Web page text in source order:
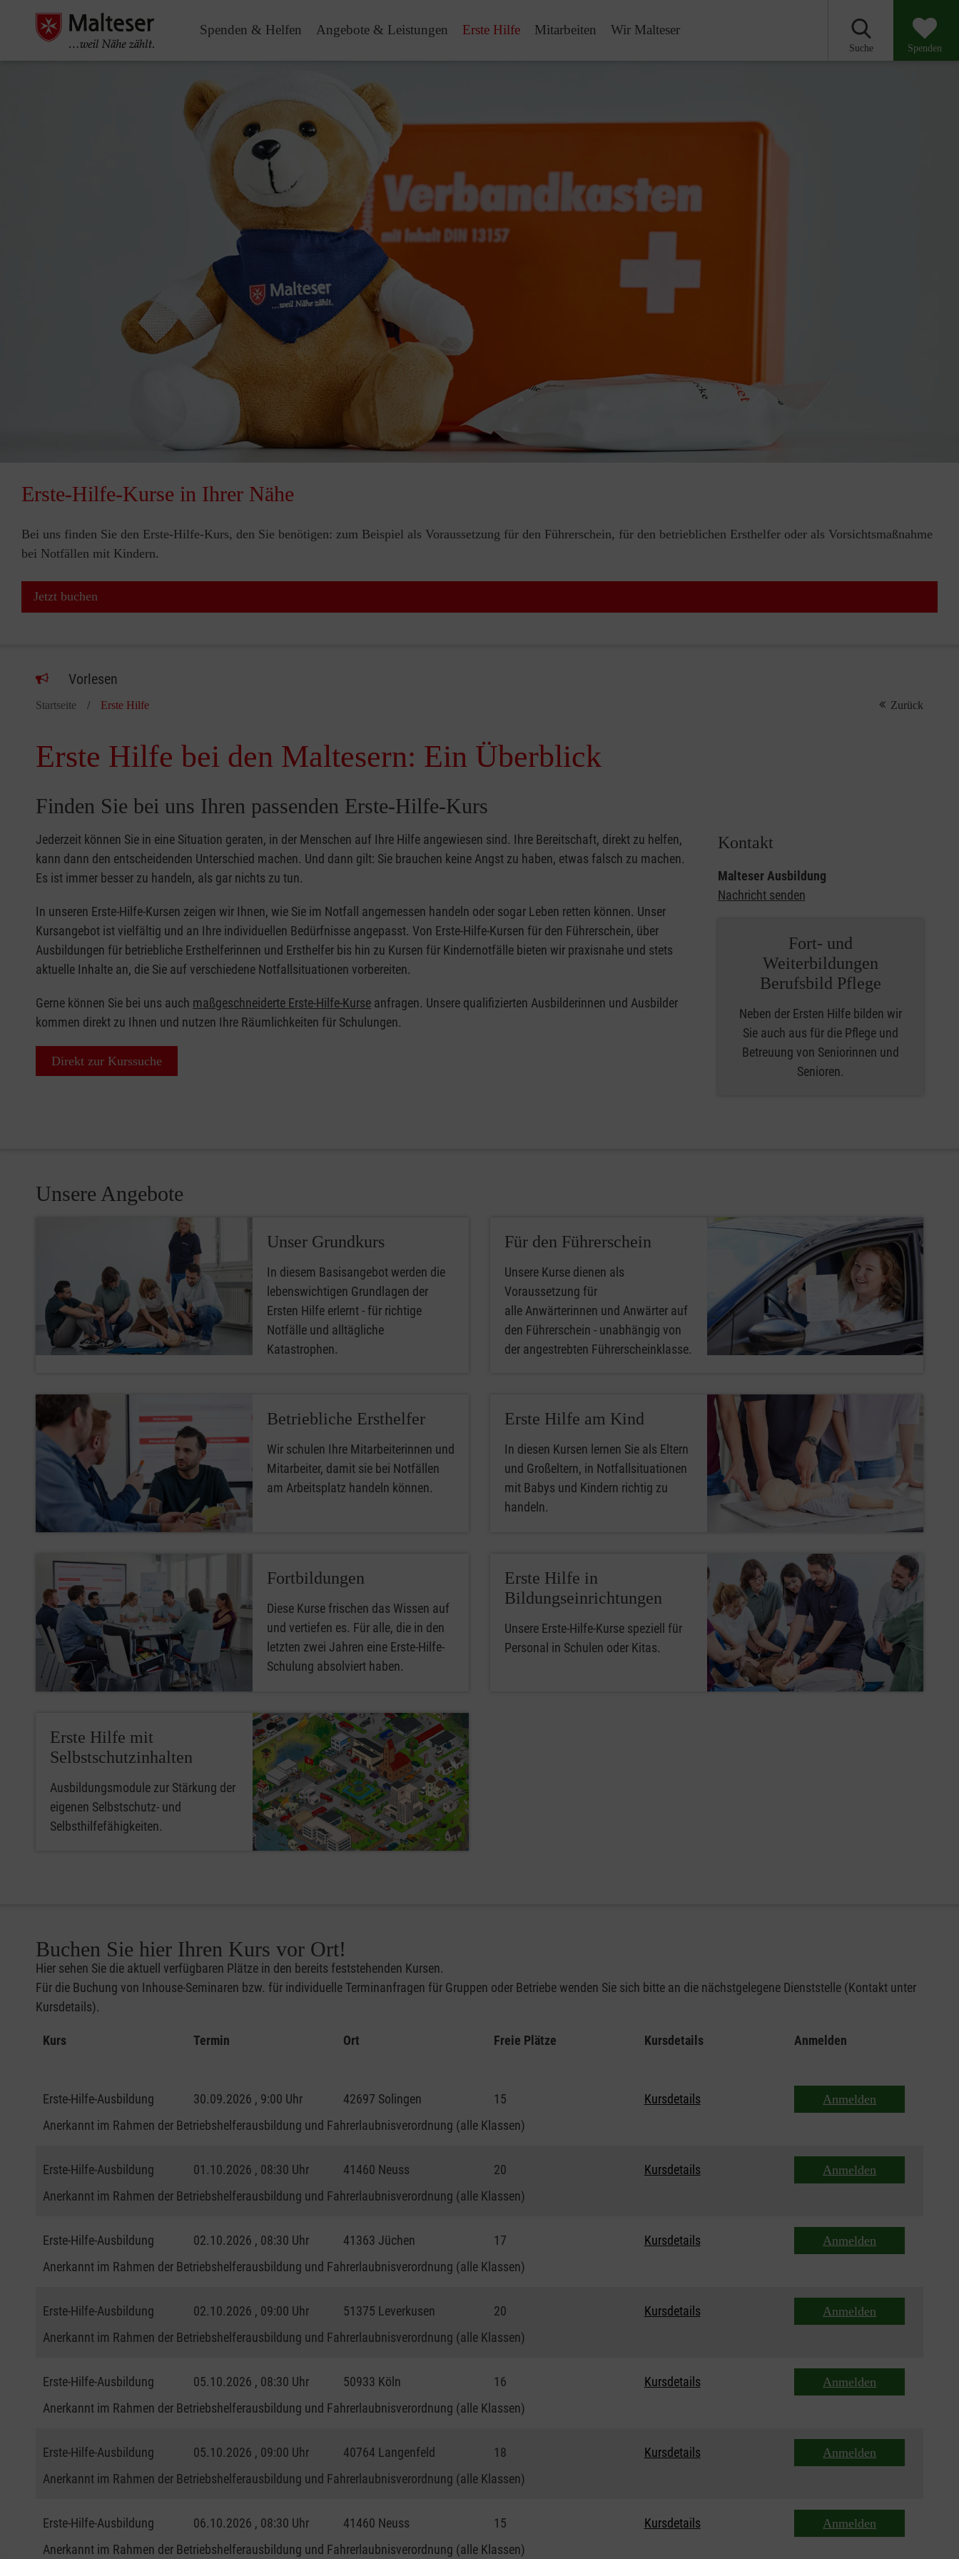
Spenden & Helfen Angebote & Leistungen Erste Hilfe Mitarbeiten Wir Malteser
Suche Spenden
Erste-Hilfe-Kurse in Ihrer Nähe
Bei uns finden Sie den Erste-Hilfe-Kurs, den Sie benötigen: zum Beispiel als Voraussetzung für den Führerschein, für den betrieblichen Ersthelfer oder als Vorsichtsmaßnahme
bei Notfällen mit Kindern.
Jetzt buchen
Vorlesen
Startseite Erste Hilfe Zurück
Erste Hilfe bei den Maltesern: Ein Überblick
Finden Sie bei uns Ihren passenden Erste-Hilfe-Kurs
Jederzeit können Sie in eine Situation geraten, in der Menschen auf Ihre Hilfe angewiesen sind. Ihre Bereitschaft, direkt zu helfen,
kann dann den entscheidenden Unterschied machen. Und dann gilt: Sie brauchen keine Angst zu haben, etwas falsch zu machen.
Es ist immer besser zu handeln, als gar nichts zu tun.
In unseren Erste-Hilfe-Kursen zeigen wir Ihnen, wie Sie im Notfall angemessen handeln oder sogar Leben retten können. Unser
Kursangebot ist vielfältig und an Ihre individuellen Bedürfnisse angepasst. Von Erste-Hilfe-Kursen für den Führerschein, über
Ausbildungen für betriebliche Ersthelferinnen und Ersthelfer bis hin zu Kursen für Kindernotfälle bieten wir praxisnahe und stets
aktuelle Inhalte an, die Sie auf verschiedene Notfallsituationen vorbereiten.
Gerne können Sie bei uns auch maßgeschneiderte Erste-Hilfe-Kurse anfragen. Unsere qualifizierten Ausbilderinnen und Ausbilder
kommen direkt zu Ihnen und nutzen Ihre Räumlichkeiten für Schulungen.
Direkt zur Kurssuche
Kontakt
Malteser Ausbildung
Nachricht senden
Fort- und
Weiterbildungen
Berufsbild Pflege
Neben der Ersten Hilfe bilden wir
Sie auch aus für die Pflege und
Betreuung von Seniorinnen und
Senioren.
Unsere Angebote
Unser Grundkurs
In diesem Basisangebot werden die
lebenswichtigen Grundlagen der
Ersten Hilfe erlernt - für richtige
Notfälle und alltägliche
Katastrophen.
Für den Führerschein
Unsere Kurse dienen als
Voraussetzung für
alle Anwärterinnen und Anwärter auf
den Führerschein - unabhängig von
der angestrebten Führerscheinklasse.
Betriebliche Ersthelfer
Wir schulen Ihre Mitarbeiterinnen und
Mitarbeiter, damit sie bei Notfällen
am Arbeitsplatz handeln können.
Erste Hilfe am Kind
In diesen Kursen lernen Sie als Eltern
und Großeltern, in Notfallsituationen
mit Babys und Kindern richtig zu
handeln.
Fortbildungen
Diese Kurse frischen das Wissen auf
und vertiefen es. Für alle, die in den
letzten zwei Jahren eine Erste-Hilfe-
Schulung absolviert haben.
Erste Hilfe in
Bildungseinrichtungen
Unsere Erste-Hilfe-Kurse speziell für
Personal in Schulen oder Kitas.
Erste Hilfe mit
Selbstschutzinhalten
Ausbildungsmodule zur Stärkung der
eigenen Selbstschutz- und
Selbsthilfefähigkeiten.
Buchen Sie hier Ihren Kurs vor Ort!
Hier sehen Sie die aktuell verfügbaren Plätze in den bereits feststehenden Kursen.
Für die Buchung von Inhouse-Seminaren bzw. für individuelle Terminanfragen für Gruppen oder Betriebe wenden Sie sich bitte an die nächstgelegene Dienststelle (Kontakt unter
Kursdetails).
Kurs Termin Ort Freie Plätze Kursdetails Anmelden
Erste-Hilfe-Ausbildung 30.09.2026 , 9:00 Uhr 42697 Solingen 15 Kursdetails Anmelden
Anerkannt im Rahmen der Betriebshelferausbildung und Fahrerlaubnisverordnung (alle Klassen)
Erste-Hilfe-Ausbildung 01.10.2026 , 08:30 Uhr 41460 Neuss 20 Kursdetails Anmelden
Anerkannt im Rahmen der Betriebshelferausbildung und Fahrerlaubnisverordnung (alle Klassen)
Erste-Hilfe-Ausbildung 02.10.2026 , 08:30 Uhr 41363 Jüchen 17 Kursdetails Anmelden
Anerkannt im Rahmen der Betriebshelferausbildung und Fahrerlaubnisverordnung (alle Klassen)
Erste-Hilfe-Ausbildung 02.10.2026 , 09:00 Uhr 51375 Leverkusen 20 Kursdetails Anmelden
Anerkannt im Rahmen der Betriebshelferausbildung und Fahrerlaubnisverordnung (alle Klassen)
Erste-Hilfe-Ausbildung 05.10.2026 , 08:30 Uhr 50933 Köln 16 Kursdetails Anmelden
Anerkannt im Rahmen der Betriebshelferausbildung und Fahrerlaubnisverordnung (alle Klassen)
Erste-Hilfe-Ausbildung 05.10.2026 , 09:00 Uhr 40764 Langenfeld 18 Kursdetails Anmelden
Anerkannt im Rahmen der Betriebshelferausbildung und Fahrerlaubnisverordnung (alle Klassen)
Erste-Hilfe-Ausbildung 06.10.2026 , 08:30 Uhr 41460 Neuss 15 Kursdetails Anmelden
Anerkannt im Rahmen der Betriebshelferausbildung und Fahrerlaubnisverordnung (alle Klassen)